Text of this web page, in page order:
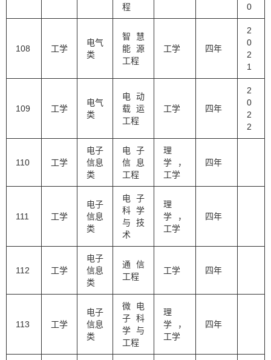
程
0
108 工学
电气
类
智慧
能源
工程
工学 四年
2
0
2
1
109 工学
电气
类
电动
载运
工程
工学 四年
2
0
2
2
110 工学
电子
信息
类
电子
信息
工程
理
学，
工学
四年
111 工学
电子
信息
类
电子
科学
与技
术
理
学，
工学
四年
112 工学
电子
信息
类
通信
工程
工学 四年
113 工学
电子
信息
类
微电
子科
学与
工程
理
学，
工学
四年